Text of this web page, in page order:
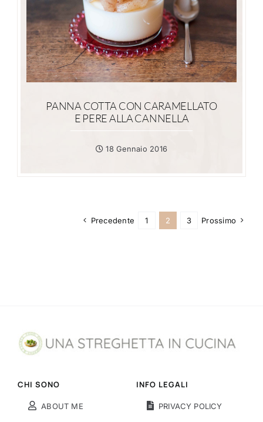
PANNA COTTA CON CARAMELLATO
E PERE ALLA CANNELLA
18 Gennaio 2016
Precedente 1 2 3 Prossimo
CHI SONO
ABOUT ME
INFO LEGALI
PRIVACY POLICY